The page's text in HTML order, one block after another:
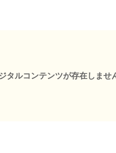
タルコンテンツが存在しませ